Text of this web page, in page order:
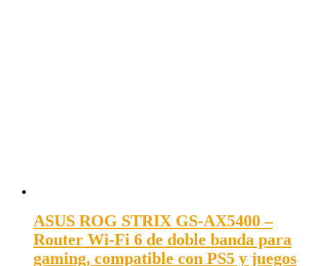
ASUS ROG STRIX GS-AX5400 –
Router Wi-Fi 6 de doble banda para
gaming, compatible con PS5 y juegos